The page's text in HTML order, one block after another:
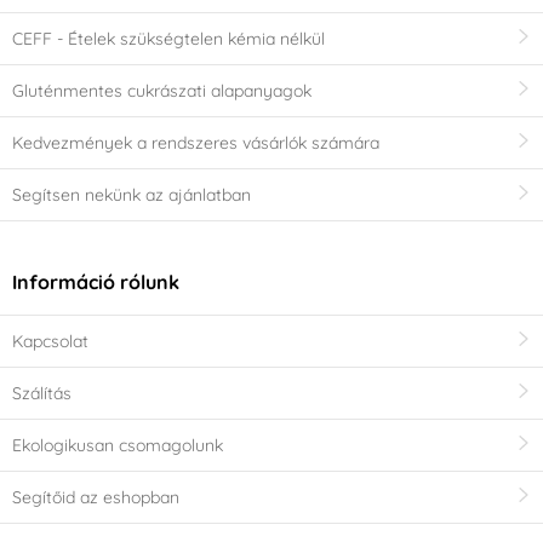
CEFF - Ételek szükségtelen kémia nélkül
Gluténmentes cukrászati alapanyagok
Kedvezmények a rendszeres vásárlók számára
Segítsen nekünk az ajánlatban
Információ rólunk
Kapcsolat
Szálítás
Ekologikusan csomagolunk
Segítőid az eshopban